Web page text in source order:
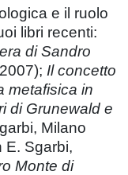
e il ruolo
libri recenti:
di Sandro
Il concetto
metafisica in
di Grunewald e
Milano
E. Sgarbi,
Monte di